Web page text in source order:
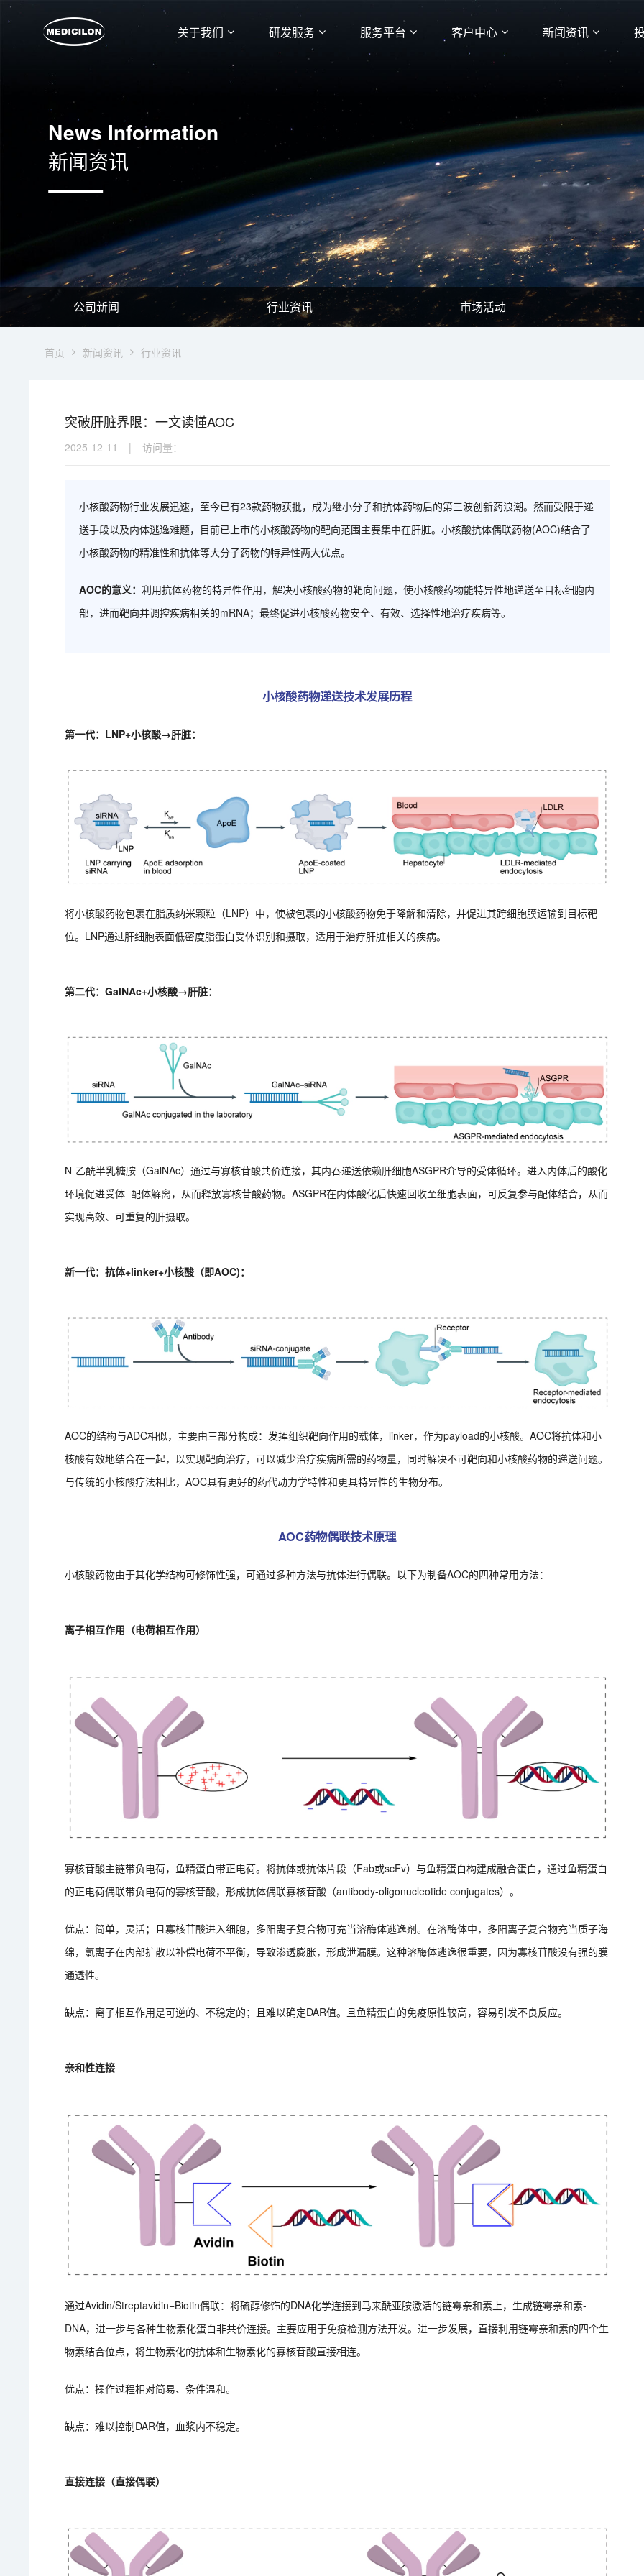
关于我们 研发服务 服务平台 客户中心 新闻资讯
News Information
新闻资讯
公司新闻 行业资讯 市场活动
首页 新闻资讯 行业资讯
突破肝脏界限：一文读懂AOC
2025-12-11 | 访问量：
小核酸药物行业发展迅速，至今已有23款药物获批，成为继小分子和抗体药物后的第三波创新药浪潮。然而受限于递
送手段以及内体逃逸难题，目前已上市的小核酸药物的靶向范围主要集中在肝脏。小核酸抗体偶联药物(AOC)结合了
小核酸药物的精准性和抗体等大分子药物的特异性两大优点。
AOC的意义：利用抗体药物的特异性作用，解决小核酸药物的靶向问题，使小核酸药物能特异性地递送至目标细胞内
部，进而靶向并调控疾病相关的mRNA；最终促进小核酸药物安全、有效、选择性地治疗疾病等。
小核酸药物递送技术发展历程
第一代：LNP+小核酸→肝脏：
将小核酸药物包裹在脂质纳米颗粒（LNP）中，使被包裹的小核酸药物免于降解和清除，并促进其跨细胞膜运输到目标靶
位。LNP通过肝细胞表面低密度脂蛋白受体识别和摄取，适用于治疗肝脏相关的疾病。
第二代：GalNAc+小核酸→肝脏：
N-乙酰半乳糖胺（GalNAc）通过与寡核苷酸共价连接，其内吞递送依赖肝细胞ASGPR介导的受体循环。进入内体后的酸化
环境促进受体–配体解离，从而释放寡核苷酸药物。ASGPR在内体酸化后快速回收至细胞表面，可反复参与配体结合，从而
实现高效、可重复的肝摄取。
新一代：抗体+linker+小核酸（即AOC)：
AOC的结构与ADC相似，主要由三部分构成：发挥组织靶向作用的载体，linker，作为payload的小核酸。AOC将抗体和小
核酸有效地结合在一起，以实现靶向治疗，可以减少治疗疾病所需的药物量，同时解决不可靶向和小核酸药物的递送问题。
与传统的小核酸疗法相比，AOC具有更好的药代动力学特性和更具特异性的生物分布。
AOC药物偶联技术原理
小核酸药物由于其化学结构可修饰性强，可通过多种方法与抗体进行偶联。以下为制备AOC的四种常用方法：
离子相互作用（电荷相互作用）
寡核苷酸主链带负电荷，鱼精蛋白带正电荷。将抗体或抗体片段（Fab或scFv）与鱼精蛋白构建成融合蛋白，通过鱼精蛋白
的正电荷偶联带负电荷的寡核苷酸，形成抗体偶联寡核苷酸（antibody-oligonucleotide conjugates）。
优点：简单，灵活；且寡核苷酸进入细胞，多阳离子复合物可充当溶酶体逃逸剂。在溶酶体中，多阳离子复合物充当质子海
绵，氯离子在内部扩散以补偿电荷不平衡，导致渗透膨胀，形成泄漏膜。这种溶酶体逃逸很重要，因为寡核苷酸没有强的膜
通透性。
缺点：离子相互作用是可逆的、不稳定的；且难以确定DAR值。且鱼精蛋白的免疫原性较高，容易引发不良反应。
亲和性连接
通过Avidin/Streptavidin−Biotin偶联：将硫醇修饰的DNA化学连接到马来酰亚胺激活的链霉亲和素上，生成链霉亲和素-
DNA，进一步与各种生物素化蛋白非共价连接。主要应用于免疫检测方法开发。进一步发展，直接利用链霉亲和素的四个生
物素结合位点，将生物素化的抗体和生物素化的寡核苷酸直接相连。
优点：操作过程相对简易、条件温和。
缺点：难以控制DAR值，血浆内不稳定。
直接连接（直接偶联）